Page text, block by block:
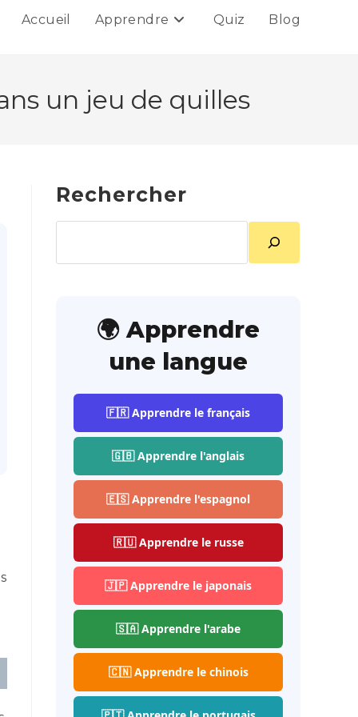
Accueil Apprendre Quiz Blog
un jeu de quilles
Rechercher
🌍 Apprendre
une langue
🇫🇷 Apprendre le français
🇬🇧 Apprendre l'anglais
🇪🇸 Apprendre l'espagnol
🇷🇺 Apprendre le russe
🇯🇵 Apprendre le japonais
🇸🇦 Apprendre l'arabe
🇨🇳 Apprendre le chinois